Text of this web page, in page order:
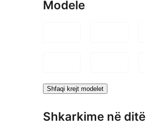
Modele
Shfaqi krejt modelet
Shkarkime në ditë